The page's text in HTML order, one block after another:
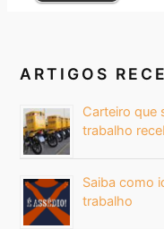
ARTIGOS
Carteiro que
trabalho
Saiba como
trabalho